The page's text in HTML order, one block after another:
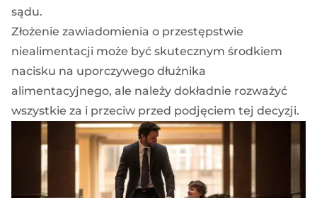
sądu.
Złożenie zawiadomienia o przestępstwie
niealimentacji może być skutecznym środkiem
nacisku na uporczywego dłużnika
alimentacyjnego, ale należy dokładnie rozważyć
wszystkie za i przeciw przed podjęciem tej decyzji.